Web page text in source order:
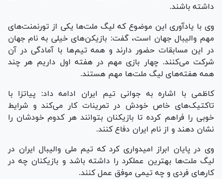
داشته باشند.
وی با یادآوری این موضوع که لیگ ملت‌ها یکی از تورنمنت‌های
مهم والیبال جهان است، گفت: بازیکن‌های خیلی به نام جهان
در این مسابقات حضور دارند و همه تیم‌ها با آمادگی در آن
شرکت می‌کنند. چهار بازی مهم در هفته اول داریم هر چند
همه هفته‌های لیگ ملت‌ها مهم هستند.
کاظمی با اشاره به جوانی تیم ایران ادامه داد: پیاتزا با
تاکتیک‌های خاص خودش در تمرینات کار می‌کند و شرایط
خوبی را فراهم کرده تا بازیکنان بتوانند هر کدوم خودشان را
نشان دهند و از نام ایران دفاع کنند.
وی در پایان ابراز امیدواری کرد که تیم ملی والیبال ایران در
لیگ ملت‌ها بهترین عملکرد را داشته باشد و بازیکنان چه در
کار‌های فردی و چه تیمی موفق عمل کنند.